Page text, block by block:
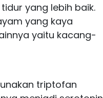
yang lebih baik.
yang kaya
yaitu kacang-
triptofan